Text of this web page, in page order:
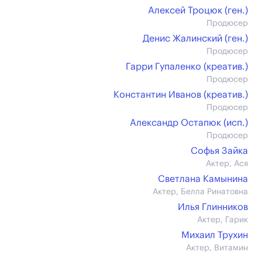
Алексей Троцюк (ген.)
Продюсер
Денис Жалинский (ген.)
Продюсер
Гарри Гупаленко (креатив.)
Продюсер
Константин Иванов (креатив.)
Продюсер
Александр Остапюк (иcп.)
Продюсер
Софья Зайка
Актер, Ася
Светлана Камынина
Актер, Белла Ринатовна
Илья Глинников
Актер, Гарик
Михаил Трухин
Актер, Витамин